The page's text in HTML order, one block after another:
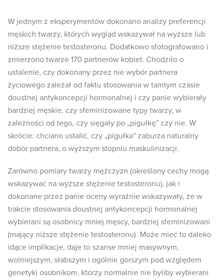
W jednym z eksperymentów dokonano analizy preferencji
męskich twarzy, których wygląd wskazywał na wyższe lub
niższe stężenie testosteronu. Dodatkowo sfotografowano i
zmierzono twarze 170 partnerów kobiet. Chodziło o
ustalenie, czy dokonany przez nie wybór partnera
życiowego zależał od faktu stosowania w tamtym czasie
doustnej antykoncepcji hormonalnej i czy panie wybierały
bardziej męskie, czy sfeminizowane typy twarzy, w
zależności od tego, czy sięgały po „pigułkę” czy nie. W
skrócie: chciano ustalić, czy „pigułka” zaburza naturalny
dobór partnera, o wyższym stopniu maskulinizacji.
Zarówno pomiary twarzy mężczyzn (określony cechy mogą
wskazywać na wyższe stężenie testosteronu), jak i
dokonane przez panie oceny wyraźnie wskazywały, że w
trakcie stosowania doustnej antykoncepcji hormonalnej
wybierani są osobnicy mniej męscy, bardziej sfeminizowani
(mający niższe stężenie testosteronu). Może mieć to daleko
idące implikacje, daje to szanse mniej masywnym,
wolniejszym, słabszym i ogólnie gorszym pod względem
genetyki osobnikom, którzy normalnie nie byliby wybierani